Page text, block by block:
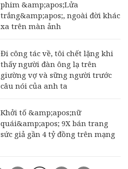
phim &amp;apos;Lửa
trắng&amp;apos;, ngoài đời khác
xa trên màn ảnh
Đi công tác về, tôi chết lặng khi
thấy người đàn ông lạ trên
giường vợ và sững người trước
câu nói của anh ta
Khởi tố &amp;apos;nữ
quái&amp;apos; 9X bán trang
sức giả gần 4 tỷ đồng trên mạng